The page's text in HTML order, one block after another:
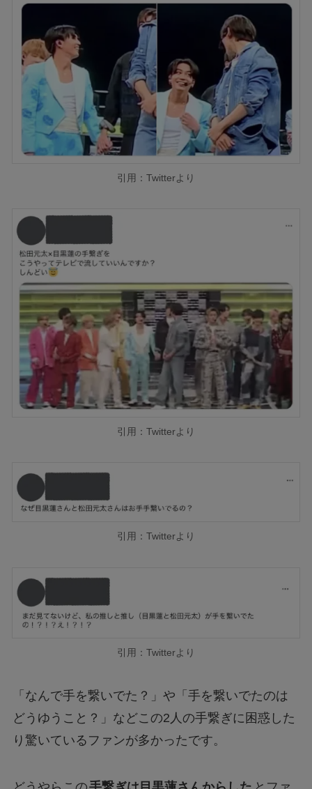
引用：Twitterより
引用：Twitterより
引用：Twitterより
引用：Twitterより
「なんで手を繋いでた？」や「手を繋いでたのは
どうゆうこと？」などこの2人の手繋ぎに困惑した
り驚いているファンが多かったです。